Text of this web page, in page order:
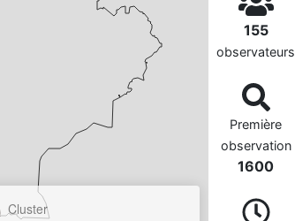
Cluster
155
observateurs
Première
observation
1600